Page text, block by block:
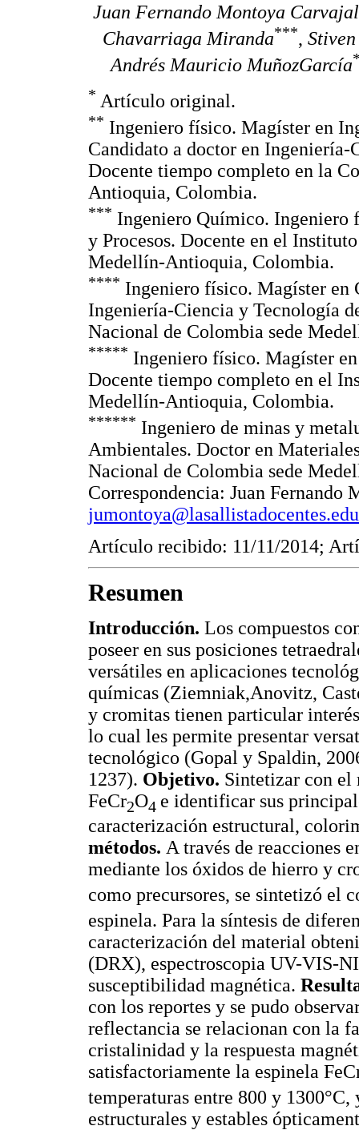
Juan Fernando Montoya Carvajal
Chavarriaga Miranda***,
Andrés Mauricio MuñozGarcía
* Artículo original.
** Ingeniero físico. Magíster en
Candidato a doctor en
Docente tiempo completo en la
Antioquia, Colombia.
*** Ingeniero Químico. Ingeniero
y Procesos. Docente en el
Medellín-Antioquia, Colombia.
**** Ingeniero físico. Magíster en
Ingeniería-Ciencia y Tecnología
Nacional de Colombia sede
***** Ingeniero físico. Magíster
Docente tiempo completo en el
Medellín-Antioquia, Colombia.
****** Ingeniero de minas y
Ambientales. Doctor en
Nacional de Colombia sede
Correspondencia: Juan Fernando
Artículo recibido: 11/11/2014;
Resumen
Introducción. Los compuestos
poseer en sus posiciones
versátiles en aplicaciones
químicas (Ziemniak,Anovitz,
y cromitas tienen particular
lo cual les permite presentar
tecnológico (Gopal y Spaldin,
1237). Objetivo. Sintetizar con el
FeCr2O4 e identificar sus
caracterización estructural,
métodos. A través de reacciones
mediante los óxidos de hierro y
como precursores, se sintetizó el
espinela. Para la síntesis de
caracterización del material
(DRX), espectroscopia UV-VIS-
susceptibilidad magnética.
con los reportes y se pudo
reflectancia se relacionan con la
cristalinidad y la respuesta
satisfactoriamente la espinela
temperaturas entre 800 y
estructurales y estables